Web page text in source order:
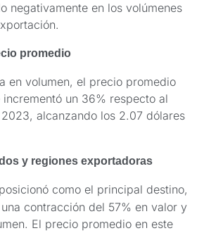
negativamente en los volúmenes
promedio
en volumen, el precio promedio
un 36% respecto al
alcanzando los 2.07 dólares
y regiones exportadoras
como el principal destino,
contracción del 57% en valor y
El precio promedio en este